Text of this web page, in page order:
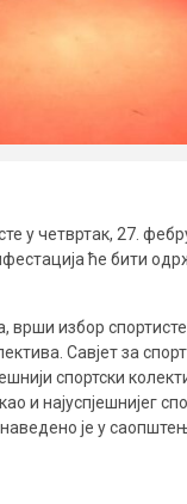
у четвртак, 27.
ће бити
врши избор
Савјет за
спортски
и најуспјешнијег
је у